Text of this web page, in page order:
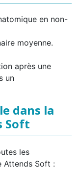
en non-
moyenne.
après une
un
dans la
Soft
les
Attends Soft :